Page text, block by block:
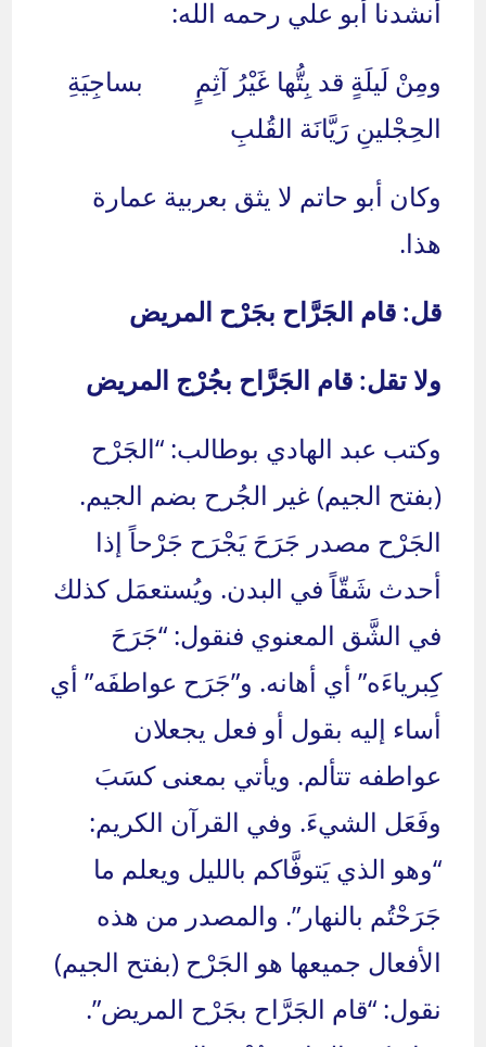
أنشدنا أبو علي رحمه الله:
ومِنْ لَيلَةٍ قد بِتُّها غَيْرُ آثِمٍ بساجِيَةِ
الحِجْلينِ رَيَّانَة القُلبِ
وكان أبو حاتم لا يثق بعربية عمارة
هذا.
قل: قام الجَرَّاح بجَرْح المريض
ولا تقل: قام الجَرَّاح بجُرْج المريض
وكتب عبد الهادي بوطالب: “الجَرْح
(بفتح الجيم) غير الجُرح بضم الجيم.
الجَرْح مصدر جَرَحَ يَجْرَح جَرْحاً إذا
أحدث شَقّاً في البدن. ويُستعمَل كذلك
في الشَّق المعنوي فنقول: “جَرَحَ
كِبرياءَه” أي أهانه. و”جَرَح عواطفَه” أي
أساء إليه بقول أو فعل يجعلان
عواطفه تتألم. ويأتي بمعنى كسَبَ
وفَعَل الشيءَ. وفي القرآن الكريم:
“وهو الذي يَتوفَّاكم بالليل ويعلم ما
جَرَحْتُم بالنهار”. والمصدر من هذه
الأفعال جميعها هو الجَرْح (بفتح الجيم)
نقول: “قام الجَرَّاح بجَرْح المريض”.